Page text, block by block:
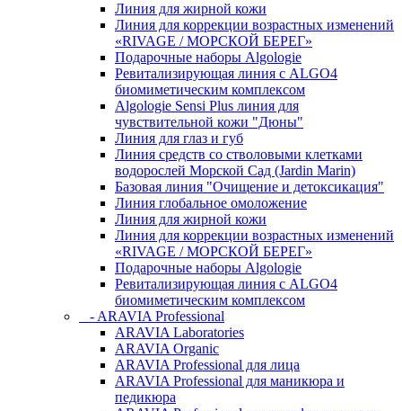
Линия для жирной кожи
Линия для коррекции возрастных изменений
«RIVAGE / МОРСКОЙ БЕРЕГ»
Подарочные наборы Algologie
Ревитализирующая линия с ALGO4
биомиметическим комплексом
Algologie Sensi Plus линия для
чувcтвительной кожи "Дюны"
Линия для глаз и губ
Линия средств со стволовыми клетками
водорослей Морской Сад (Jardin Marin)
Базовая линия "Очищение и детоксикация"
Линия глобальное омоложение
Линия для жирной кожи
Линия для коррекции возрастных изменений
«RIVAGE / МОРСКОЙ БЕРЕГ»
Подарочные наборы Algologie
Ревитализирующая линия с ALGO4
биомиметическим комплексом
- ARAVIA Professional
ARAVIA Laboratories
ARAVIA Organic
ARAVIA Professional для лица
ARAVIA Professional для маникюра и
педикюра